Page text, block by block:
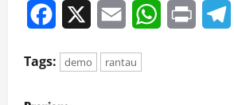
Facebook Email WhatsApp
Print
Tags: demo rantau